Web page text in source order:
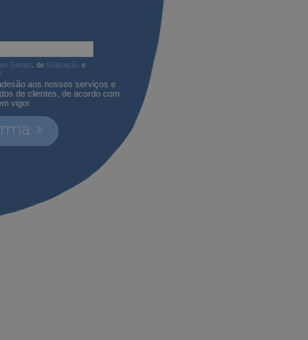
Gerais, de Utilização e
aos nossos serviços e
de clientes, de acordo com
vigor
»